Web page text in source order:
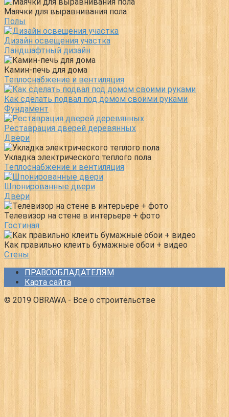
Маячки для выравнивания пола
Полы
Дизайн освещения участка
Ландшафтный дизайн
Камин-печь для дома
Теплоснабжение и вентиляция
Как сделать подвал под домом своими руками
Фундамент
Реставрация дверей деревянных
Двери
Укладка электрического теплого пола
Теплоснабжение и вентиляция
Шпонированные двери
Двери
Телевизор на стене в интерьере + фото
Гостиная
Как правильно клеить бумажные обои + видео
Стены
ПРАВООБЛАДАТЕЛЯМ
Карта сайта
© 2019 OBRAWA - Всё о строительстве